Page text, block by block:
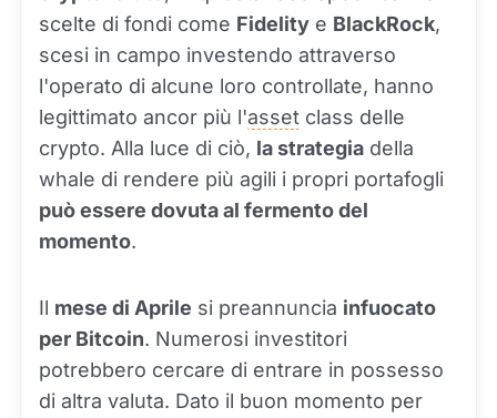
scelte di fondi come Fidelity e BlackRock,
scesi in campo investendo attraverso
l'operato di alcune loro controllate, hanno
legittimato ancor più l'asset class delle
crypto. Alla luce di ciò, la strategia della
whale di rendere più agili i propri portafogli
può essere dovuta al fermento del
momento.
Il mese di Aprile si preannuncia infuocato
per Bitcoin. Numerosi investitori
potrebbero cercare di entrare in possesso
di altra valuta. Dato il buon momento per